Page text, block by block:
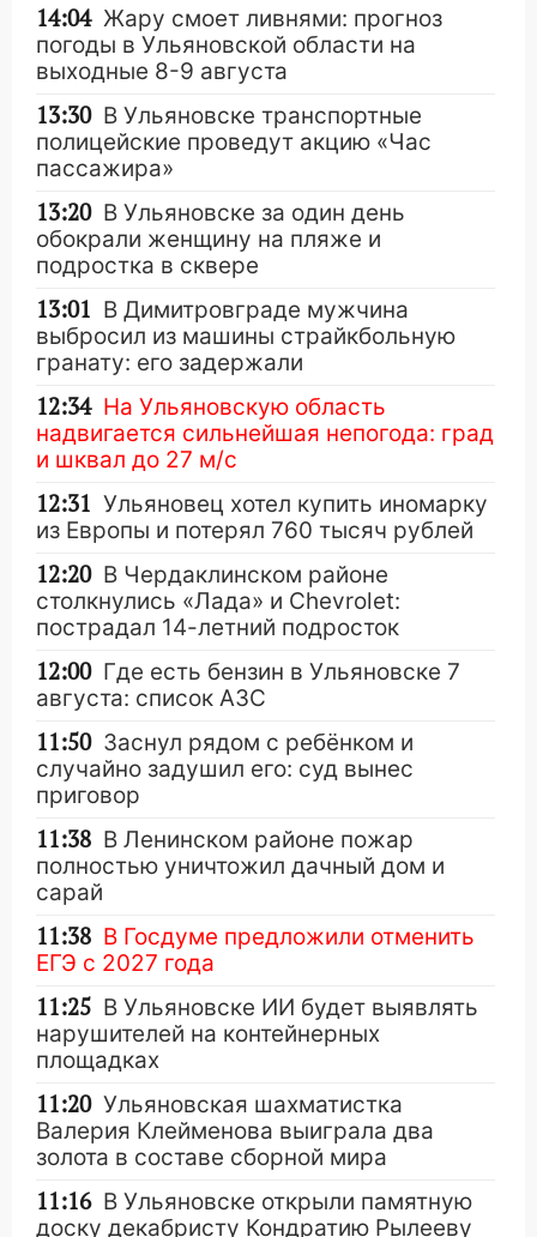
14:04 Жару смоет ливнями: прогноз
погоды в Ульяновской области на
выходные 8-9 августа
13:30 В Ульяновске транспортные
полицейские проведут акцию «Час
пассажира»
13:20 В Ульяновске за один день
обокрали женщину на пляже и
подростка в сквере
13:01 В Димитровграде мужчина
выбросил из машины страйкбольную
гранату: его задержали
12:34 На Ульяновскую область
надвигается сильнейшая непогода: град
и шквал до 27 м/с
12:31 Ульяновец хотел купить иномарку
из Европы и потерял 760 тысяч рублей
12:20 В Чердаклинском районе
столкнулись «Лада» и Chevrolet:
пострадал 14-летний подросток
12:00 Где есть бензин в Ульяновске 7
августа: список АЗС
11:50 Заснул рядом с ребёнком и
случайно задушил его: суд вынес
приговор
11:38 В Ленинском районе пожар
полностью уничтожил дачный дом и
сарай
11:38 В Госдуме предложили отменить
ЕГЭ с 2027 года
11:25 В Ульяновске ИИ будет выявлять
нарушителей на контейнерных
площадках
11:20 Ульяновская шахматистка
Валерия Клейменова выиграла два
золота в составе сборной мира
11:16 В Ульяновске открыли памятную
доску декабристу Кондратию Рылееву